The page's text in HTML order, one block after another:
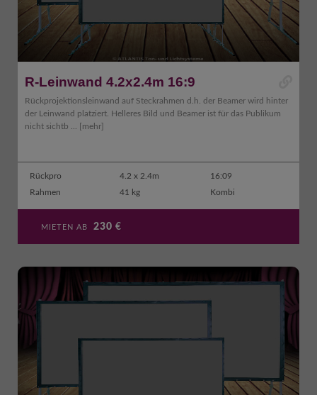
R-Leinwand 4.2x2.4m 16:9
Rückprojektionsleinwand auf Steckrahmen d.h. der Beamer wird hinter
der Leinwand platziert. Helleres Bild und Beamer ist für das Publikum
nicht sichtb ...
[mehr]
Rückpro 4.2 x 2.4m
16:09
Rahmen
41 kg Kombi
MIETEN AB 230 €